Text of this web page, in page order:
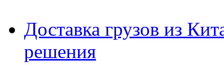
Доставка грузов из
решения